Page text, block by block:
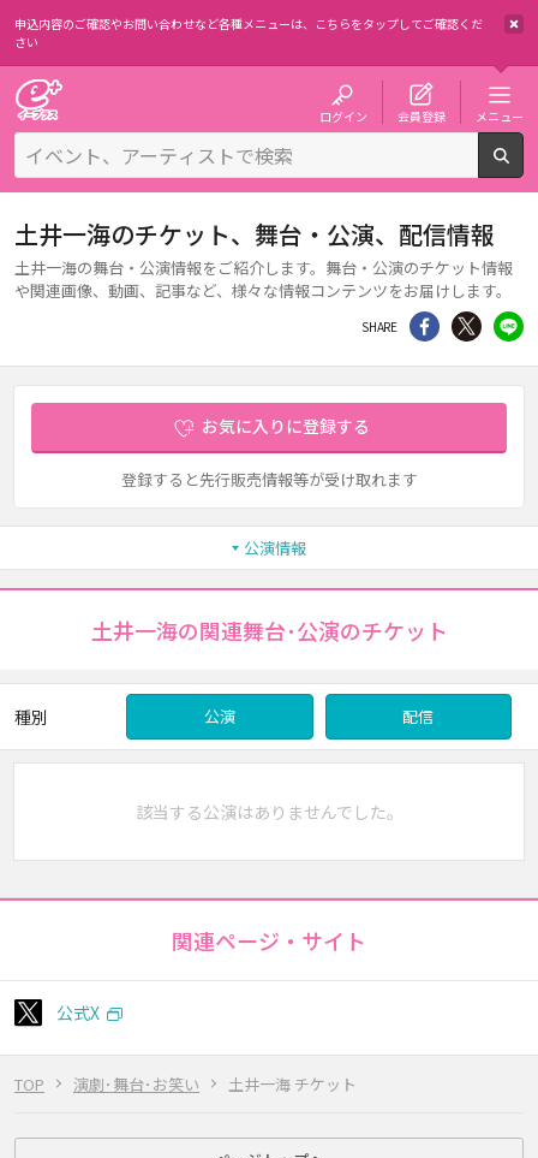
申込内容のご確認やお問い合わせなど各種メニューは、 こちらをタップしてご確認くだ
さい
ログイン 会員登録 メニュー
TOP 演劇･舞台･お笑い 土井一海 チケット
土井一海のチケット、舞台・公演、配信情報
土井一海の舞台・公演情報をご紹介します。舞台・公演のチケット情報
や関連画像、動画、記事など、様々な情報コンテンツをお届けします。
SHARE シェア Twitter
お気に入りに登録する
登録すると先行販売情報等が受け取れます
公演情報
土井一海の関連舞台･公演のチケット
種別 公演 配信
該当する公演はありませんでした。
関連ページ・サイト
公式X